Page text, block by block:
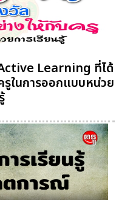
Learning ที่ได้
รูในการออกแบบหน่วย